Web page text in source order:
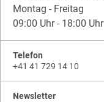
Montag - Freitag
09:00 Uhr - 18:00 Uhr
Telefon
+41 41 729 14 10
Newsletter